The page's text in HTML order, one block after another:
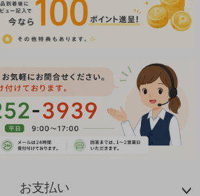
お支払い